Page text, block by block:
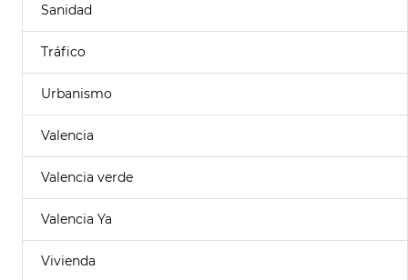
Sanidad
Tráfico
Urbanismo
Valencia
Valencia verde
Valencia Ya
Vivienda